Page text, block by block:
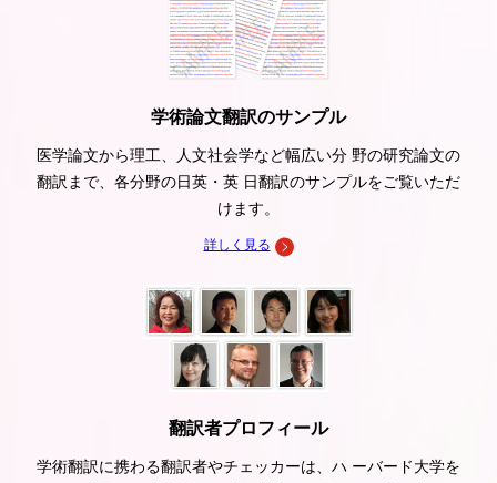
学術論文翻訳のサンプル
医学論文から理工、人文社会学など幅広い分 野の研究論文の
翻訳まで、各分野の日英・英 日翻訳のサンプルをご覧いただ
けます。
詳しく見る
翻訳者プロフィール
学術翻訳に携わる翻訳者やチェッカーは、ハ ーバード大学を